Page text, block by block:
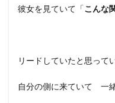
彼女を見ていて「こんな
リードしていたと思って
自分の側に来ていて 一